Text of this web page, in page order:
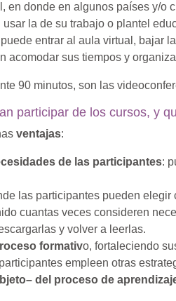
donde en algunos países y/
la de su trabajo o plantel
entrar al aula virtual, bajar
sus tiempos y
90 minutos, son las
participar de los cursos, y
ventajas:
de las participantes:
las participantes pueden
cuantas veces consideren
y volver a leerlas.
formativo, fortaleciendo
empleen otras
del proceso de